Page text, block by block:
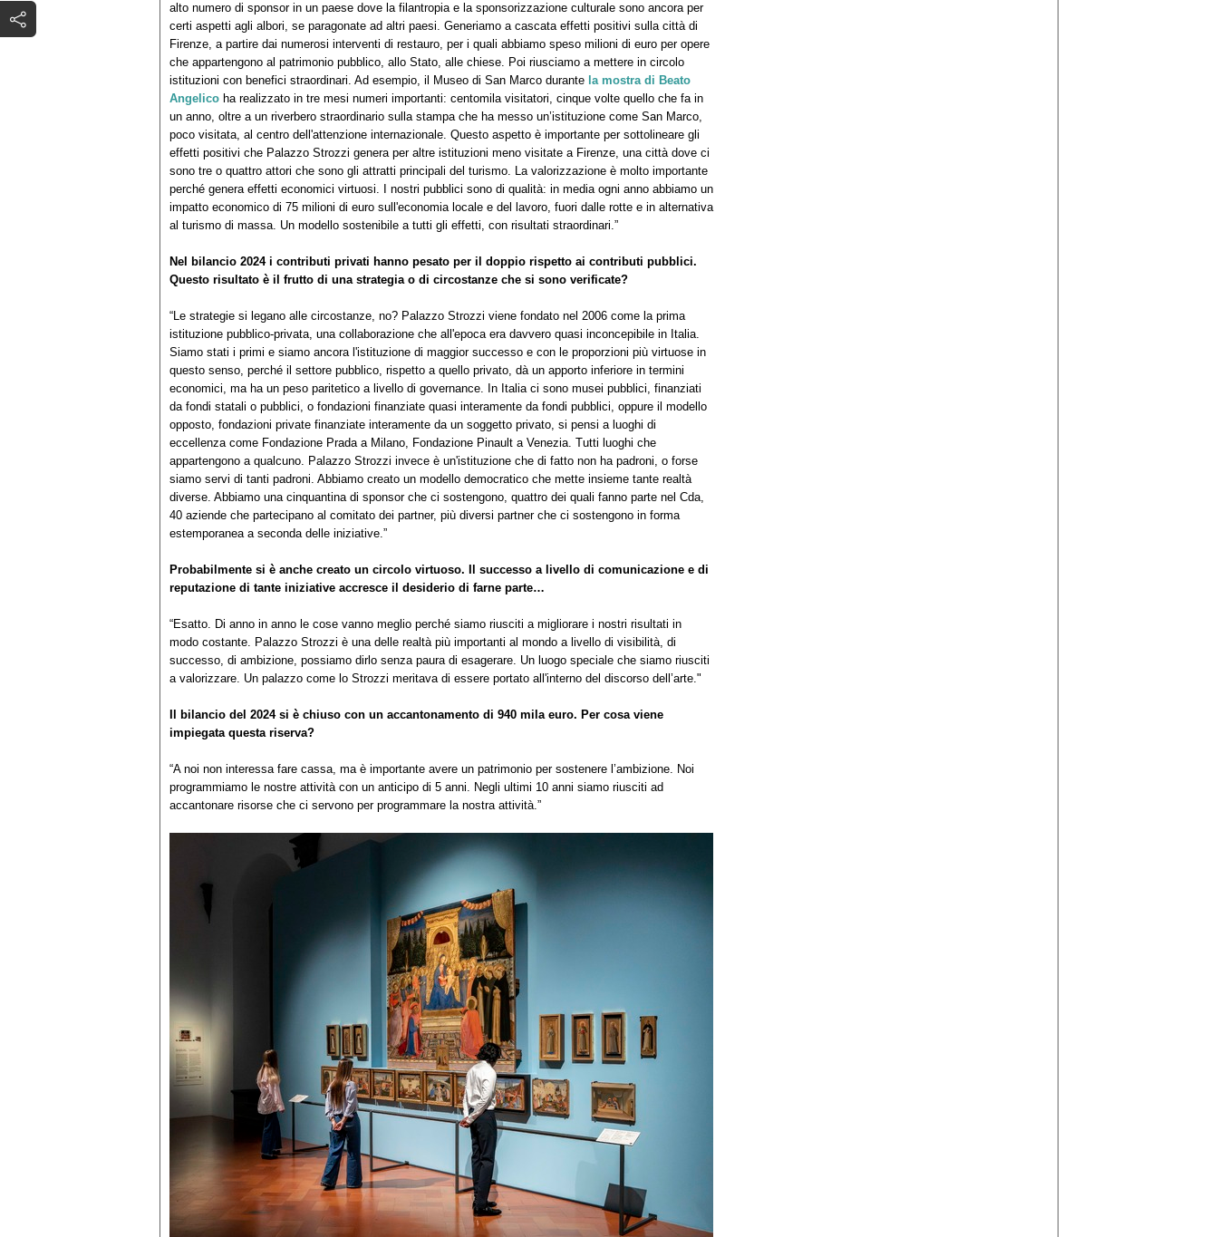
alto numero di sponsor in un paese dove la filantropia e la sponsorizzazione culturale sono ancora per
certi aspetti agli albori, se paragonate ad altri paesi. Generiamo a cascata effetti positivi sulla città di
Firenze, a partire dai numerosi interventi di restauro, per i quali abbiamo speso milioni di euro per opere
che appartengono al patrimonio pubblico, allo Stato, alle chiese. Poi riusciamo a mettere in circolo
istituzioni con benefici straordinari. Ad esempio, il Museo di San Marco durante la mostra di Beato
Angelico ha realizzato in tre mesi numeri importanti: centomila visitatori, cinque volte quello che fa in
un anno, oltre a un riverbero straordinario sulla stampa che ha messo un’istituzione come San Marco,
poco visitata, al centro dell'attenzione internazionale. Questo aspetto è importante per sottolineare gli
effetti positivi che Palazzo Strozzi genera per altre istituzioni meno visitate a Firenze, una città dove ci
sono tre o quattro attori che sono gli attratti principali del turismo. La valorizzazione è molto importante
perché genera effetti economici virtuosi. I nostri pubblici sono di qualità: in media ogni anno abbiamo un
impatto economico di 75 milioni di euro sull'economia locale e del lavoro, fuori dalle rotte e in alternativa
al turismo di massa. Un modello sostenibile a tutti gli effetti, con risultati straordinari.”
Nel bilancio 2024 i contributi privati hanno pesato per il doppio rispetto ai contributi pubblici.
Questo risultato è il frutto di una strategia o di circostanze che si sono verificate?
“Le strategie si legano alle circostanze, no? Palazzo Strozzi viene fondato nel 2006 come la prima
istituzione pubblico-privata, una collaborazione che all'epoca era davvero quasi inconcepibile in Italia.
Siamo stati i primi e siamo ancora l'istituzione di maggior successo e con le proporzioni più virtuose in
questo senso, perché il settore pubblico, rispetto a quello privato, dà un apporto inferiore in termini
economici, ma ha un peso paritetico a livello di governance. In Italia ci sono musei pubblici, finanziati
da fondi statali o pubblici, o fondazioni finanziate quasi interamente da fondi pubblici, oppure il modello
opposto, fondazioni private finanziate interamente da un soggetto privato, si pensi a luoghi di
eccellenza come Fondazione Prada a Milano, Fondazione Pinault a Venezia. Tutti luoghi che
appartengono a qualcuno. Palazzo Strozzi invece è un'istituzione che di fatto non ha padroni, o forse
siamo servi di tanti padroni. Abbiamo creato un modello democratico che mette insieme tante realtà
diverse. Abbiamo una cinquantina di sponsor che ci sostengono, quattro dei quali fanno parte nel Cda,
40 aziende che partecipano al comitato dei partner, più diversi partner che ci sostengono in forma
estemporanea a seconda delle iniziative.”
Probabilmente si è anche creato un circolo virtuoso. Il successo a livello di comunicazione e di
reputazione di tante iniziative accresce il desiderio di farne parte…
“Esatto. Di anno in anno le cose vanno meglio perché siamo riusciti a migliorare i nostri risultati in
modo costante. Palazzo Strozzi è una delle realtà più importanti al mondo a livello di visibilità, di
successo, di ambizione, possiamo dirlo senza paura di esagerare. Un luogo speciale che siamo riusciti
a valorizzare. Un palazzo come lo Strozzi meritava di essere portato all'interno del discorso dell’arte."
Il bilancio del 2024 si è chiuso con un accantonamento di 940 mila euro. Per cosa viene
impiegata questa riserva?
“A noi non interessa fare cassa, ma è importante avere un patrimonio per sostenere l’ambizione. Noi
programmiamo le nostre attività con un anticipo di 5 anni. Negli ultimi 10 anni siamo riusciti ad
accantonare risorse che ci servono per programmare la nostra attività.”